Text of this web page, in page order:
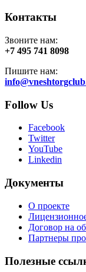
Контакты
Звоните нам:
+7 495 741 8098
Пишите нам:
Follow Us
Facebook
Twitter
YouTube
Linkedin
Документы
О проекте
Договор на
Партнеры
Полезные